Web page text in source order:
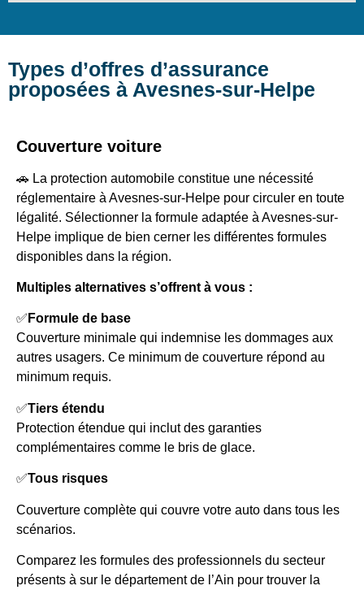
Types d’offres d’assurance
proposées à Avesnes-sur-Helpe
Couverture voiture
🚗 La protection automobile constitue une nécessité
réglementaire à Avesnes-sur-Helpe pour circuler en toute
légalité. Sélectionner la formule adaptée à Avesnes-sur-
Helpe implique de bien cerner les différentes formules
disponibles dans la région.
Multiples alternatives s’offrent à vous :
✅ Formule de base
Couverture minimale qui indemnise les dommages aux
autres usagers. Ce minimum de couverture répond au
minimum requis.
✅Tiers étendu
Protection étendue qui inclut des garanties
complémentaires comme le bris de glace.
✅Tous risques
Couverture complète qui couvre votre auto dans tous les
scénarios.
Comparez les formules des professionnels du secteur
présents à sur le département de l’Ain pour trouver la